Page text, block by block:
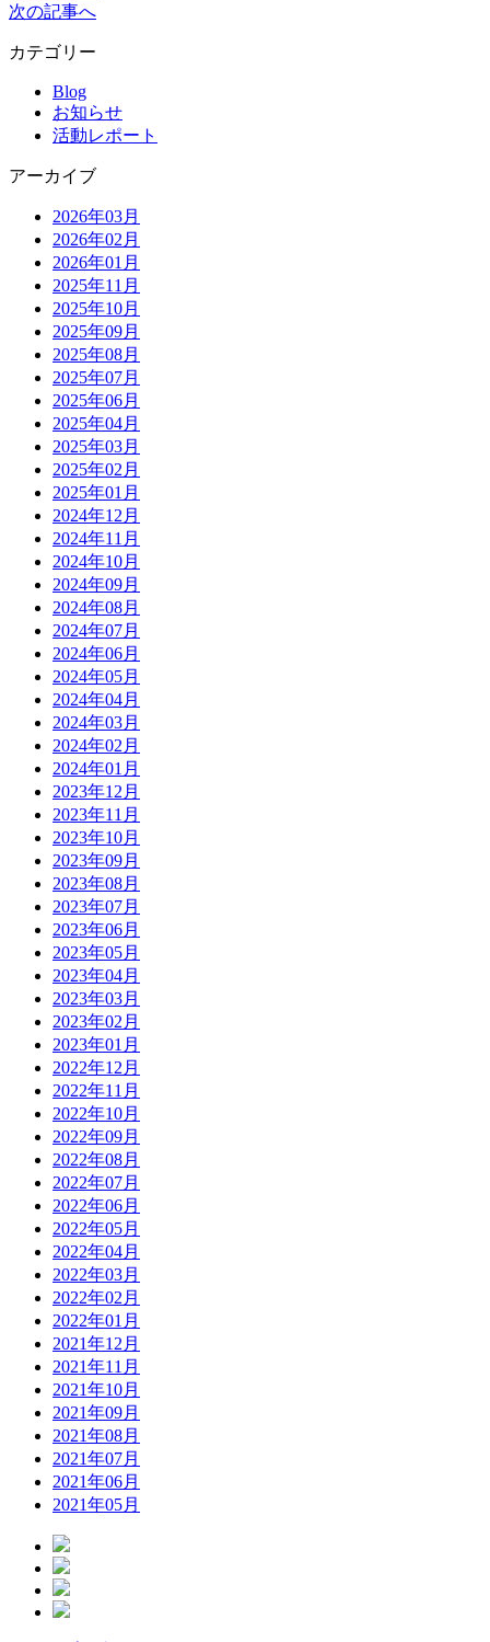
次の記事へ
カテゴリー
Blog
お知らせ
活動レポート
アーカイブ
2026年03月
2026年02月
2026年01月
2025年11月
2025年10月
2025年09月
2025年08月
2025年07月
2025年06月
2025年04月
2025年03月
2025年02月
2025年01月
2024年12月
2024年11月
2024年10月
2024年09月
2024年08月
2024年07月
2024年06月
2024年05月
2024年04月
2024年03月
2024年02月
2024年01月
2023年12月
2023年11月
2023年10月
2023年09月
2023年08月
2023年07月
2023年06月
2023年05月
2023年04月
2023年03月
2023年02月
2023年01月
2022年12月
2022年11月
2022年10月
2022年09月
2022年08月
2022年07月
2022年06月
2022年05月
2022年04月
2022年03月
2022年02月
2022年01月
2021年12月
2021年11月
2021年10月
2021年09月
2021年08月
2021年07月
2021年06月
2021年05月